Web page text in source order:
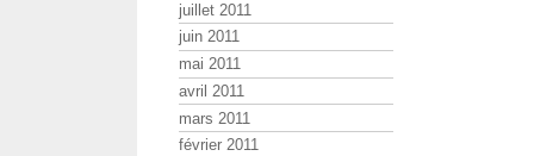
juillet 2011
juin 2011
mai 2011
avril 2011
mars 2011
février 2011